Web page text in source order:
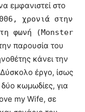
εμφανιστεί στο
χρονιά στην
φωνή (Monster
παρουσία του
κάνει την
έργο, ίσως
δύο κωμωδίες, για
my Wife, σε